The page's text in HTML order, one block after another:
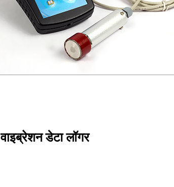
वाइब्रेशन डेटा लॉगर